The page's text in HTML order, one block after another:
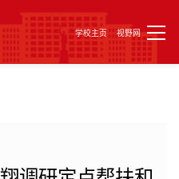
学校主页 视野网